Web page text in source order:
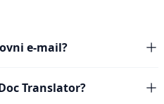
e-mail?
Translator?